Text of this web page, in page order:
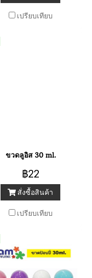
เปรียบเทียบ
ขวดลูอิส 30 ml.
฿22
สั่งซื้อสินค้า
เปรียบเทียบ